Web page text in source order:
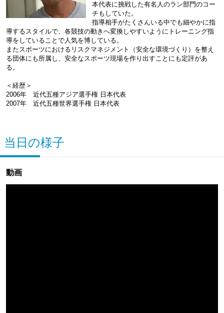
本代表に挑戦した有名人のラン部門のコー
チもしていた。
指導相手がたくさんいる中でも細やかに指
導するスタイルで、各競技の動きへ変換しやすいようにトレーニング指
導をしていることで人気を博している。
またスポーツにおけるリスクマネジメント（安全な環境づくり）を整え
る団体にも所属し、安全なスポーツ現場を作り出すことにも定評があ
る。
＜経歴＞
2006年 近代五種アジア選手権 日本代表
2007年 近代五種世界選手権 日本代表
当日の様子
動画